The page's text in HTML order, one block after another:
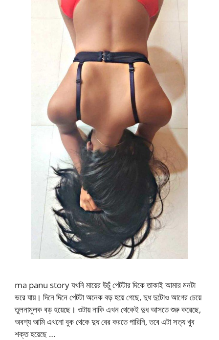
ma panu story যখনি মায়ের উচুঁ পেটটার দিকে তাকাই আমার মনটা
ভরে যায়। দিনে দিনে পেটটা অনেক বড় হয়ে গেছে, দুধ দুটোও আগের চেয়ে
তুলনামুলক বড় হয়েছে। ওটায় নাকি এখন থেকেই দুধ আসতে শুরু করেছে,
অবশ্য আমি এখনো বুক থেকে দুধ বের করতে পারিনি, তবে এটা সত্য খুব
শক্ত হয়েছে …